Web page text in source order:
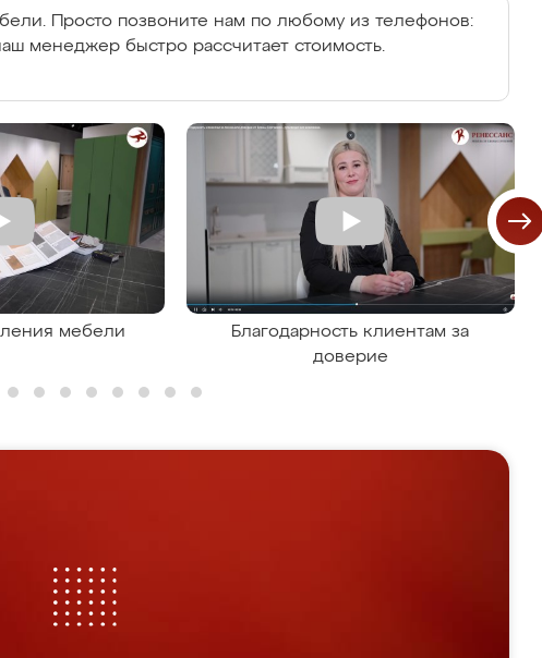
Просто позвоните нам по любому из телефонов:
менеджер быстро рассчитает стоимость.
мебели
Благодарность клиентам за
доверие